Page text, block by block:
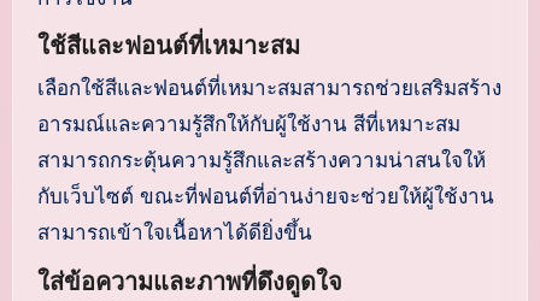
ใช้สีและฟอนต์ที่เหมาะสม
เลือกใช้สีและฟอนต์ที่เหมาะสมสามารถช่วยเสริมสร้าง
อารมณ์และความรู้สึกให้กับผู้ใช้งาน สีที่เหมาะสม
สามารถกระตุ้นความรู้สึกและสร้างความน่าสนใจให้
กับเว็บไซต์ ขณะที่ฟอนต์ที่อ่านง่ายจะช่วยให้ผู้ใช้งาน
สามารถเข้าใจเนื้อหาได้ดียิ่งขึ้น
ใส่ข้อความและภาพที่ดึงดูดใจ